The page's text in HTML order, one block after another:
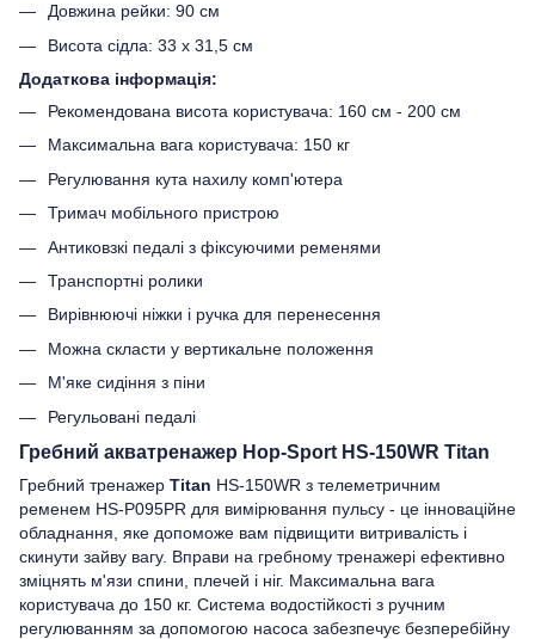
Довжина рейки: 90 см
Висота сідла: 33 х 31,5 см
Додаткова інформація:
Рекомендована висота користувача: 160 см - 200 см
Максимальна вага користувача: 150 кг
Регулювання кута нахилу комп'ютера
Тримач мобільного пристрою
Антиковзкі педалі з фіксуючими ременями
Транспортні ролики
Вирівнюючі ніжки і ручка для перенесення
Можна скласти у вертикальне положення
М'яке сидіння з піни
Регульовані педалі
Гребний акватренажер Hop-Sport HS-150WR Titan
Гребний тренажер Titan HS-150WR з телеметричним
ременем HS-P095PR для вимірювання пульсу - це інноваційне
обладнання, яке допоможе вам підвищити витривалість і
скинути зайву вагу. Вправи на гребному тренажері ефективно
зміцнять м'язи спини, плечей і ніг. Максимальна вага
користувача до 150 кг. Система водостійкості з ручним
регулюванням за допомогою насоса забезпечує безперебійну